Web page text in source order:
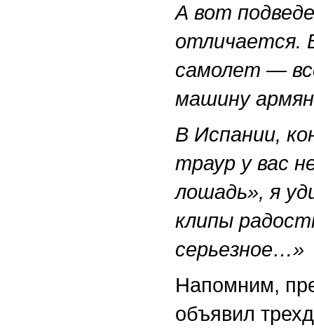
А вот
отличается.
самолет —
машину
В Испании,
траур у вас
лошадь», я
клипы
серьезное…»
Напомним,
объявил